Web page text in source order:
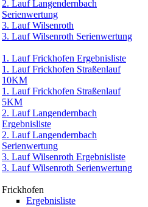
2. Lauf Langendernbach
Serienwertung
3. Lauf Wilsenroth
3. Lauf Wilsenroth Serienwertung
1. Lauf Frickhofen Ergebnisliste
1. Lauf Frickhofen Straßenlauf
10KM
1. Lauf Frickhofen Straßenlauf
5KM
2. Lauf Langendernbach
Ergebnisliste
2. Lauf Langendernbach
Serienwertung
3. Lauf Wilsenroth Ergebnisliste
3. Lauf Wilsenroth Serienwertung
Frickhofen
Ergebnisliste